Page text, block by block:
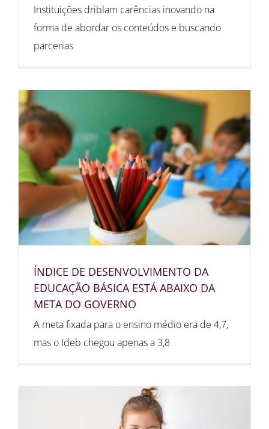
Instituições driblam carências inovando na
forma de abordar os conteúdos e buscando
parcerias
ÍNDICE DE DESENVOLVIMENTO DA
EDUCAÇÃO BÁSICA ESTÁ ABAIXO DA
META DO GOVERNO
A meta fixada para o ensino médio era de 4,7,
mas o Ideb chegou apenas a 3,8